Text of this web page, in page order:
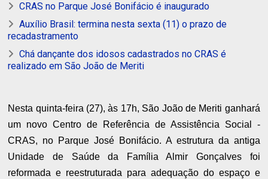
CRAS no Parque José Bonifácio é inaugurado
Auxílio Brasil: termina nesta sexta (11) o prazo de
recadastramento
Chá dançante dos idosos cadastrados no CRAS é
realizado em São João de Meriti
Nesta quinta-feira (27), às 17h, São João de Meriti ganhará
um novo Centro de Referência de Assistência Social -
CRAS, no Parque José Bonifácio. A estrutura da antiga
Unidade de Saúde da Família Almir Gonçalves foi
reformada e reestruturada para adequação do espaço e